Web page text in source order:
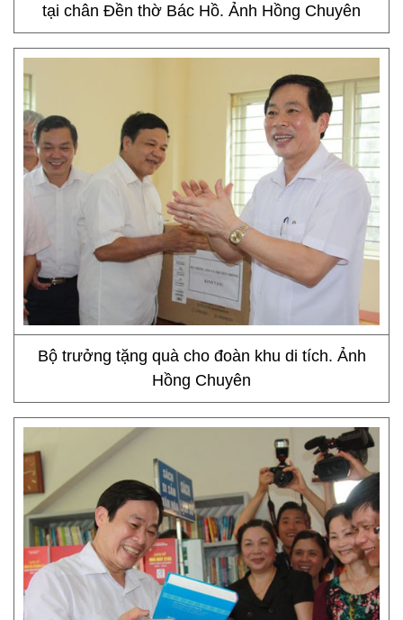
tại chân Đền thờ Bác Hồ. Ảnh Hồng Chuyên
Bộ trưởng tặng quà cho đoàn khu di tích. Ảnh
Hồng Chuyên